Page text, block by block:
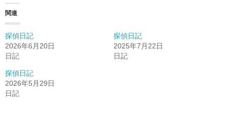
関連
探偵日記
2026年6月20日
日記
探偵日記
2025年7月22日
日記
探偵日記
2026年5月29日
日記